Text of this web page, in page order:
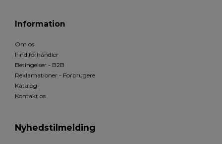
Information
Om os
Find forhandler
Betingelser - B2B
Reklamationer - Forbrugere
Katalog
Kontakt os
Nyhedstilmelding